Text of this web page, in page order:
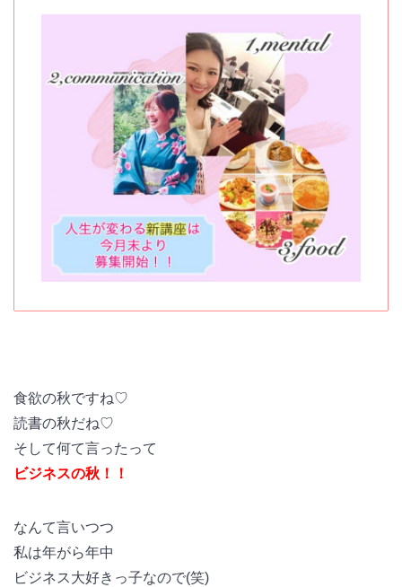
食欲の秋ですね♡
読書の秋だね♡
そして何て言ったって
ビジネスの秋！！
なんて言いつつ
私は年がら年中
ビジネス大好きっ子なので(笑)